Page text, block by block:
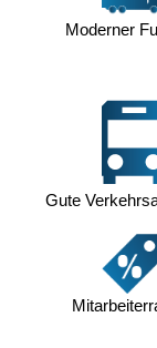
Moderner
Gute